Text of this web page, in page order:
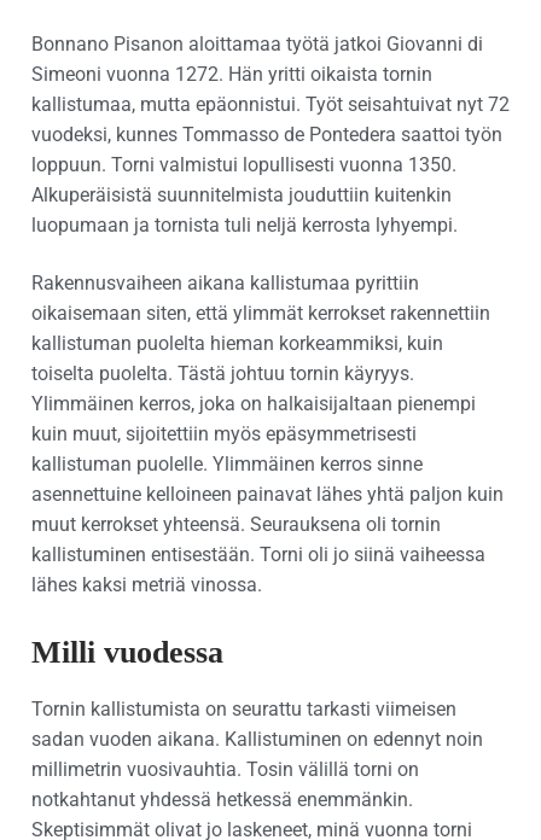
Bonnano Pisanon aloittamaa työtä jatkoi Giovanni di
Simeoni vuonna 1272. Hän yritti oikaista tornin
kallistumaa, mutta epäonnistui. Työt seisahtuivat nyt 72
vuodeksi, kunnes Tommasso de Pontedera saattoi työn
loppuun. Torni valmistui lopullisesti vuonna 1350.
Alkuperäisistä suunnitelmista jouduttiin kuitenkin
luopumaan ja tornista tuli neljä kerrosta lyhyempi.
Rakennusvaiheen aikana kallistumaa pyrittiin
oikaisemaan siten, että ylimmät kerrokset rakennettiin
kallistuman puolelta hieman korkeammiksi, kuin
toiselta puolelta. Tästä johtuu tornin käyryys.
Ylimmäinen kerros, joka on halkaisijaltaan pienempi
kuin muut, sijoitettiin myös epäsymmetrisesti
kallistuman puolelle. Ylimmäinen kerros sinne
asennettuine kelloineen painavat lähes yhtä paljon kuin
muut kerrokset yhteensä. Seurauksena oli tornin
kallistuminen entisestään. Torni oli jo siinä vaiheessa
lähes kaksi metriä vinossa.
Milli vuodessa
Tornin kallistumista on seurattu tarkasti viimeisen
sadan vuoden aikana. Kallistuminen on edennyt noin
millimetrin vuosivauhtia. Tosin välillä torni on
notkahtanut yhdessä hetkessä enemmänkin.
Skeptisimmät olivat jo laskeneet, minä vuonna torni